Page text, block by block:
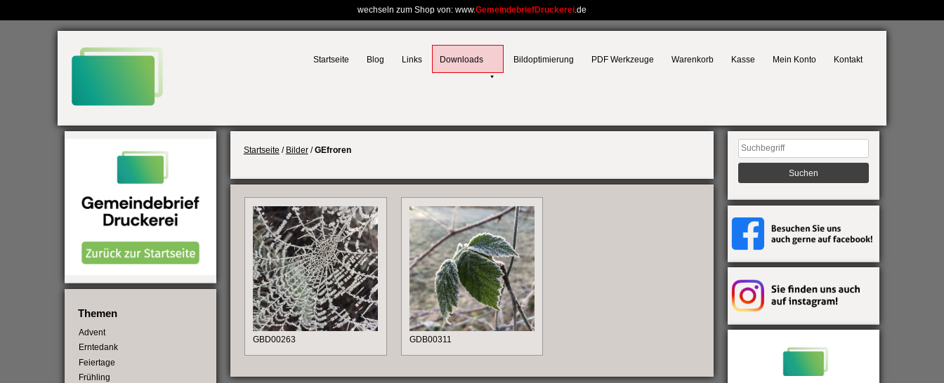
wechseln zum Shop von: www.GemeindebriefDruckerei.de
Startseite Blog Links Downloads Bildoptimierung PDF Werkzeuge Warenkorb Kasse Mein Konto Kontakt
Startseite / Bilder/GEfroren
GBD00263 GDB00311
Themen
Advent
Erntedank
Feiertage
Frühling
Suchen
nach: